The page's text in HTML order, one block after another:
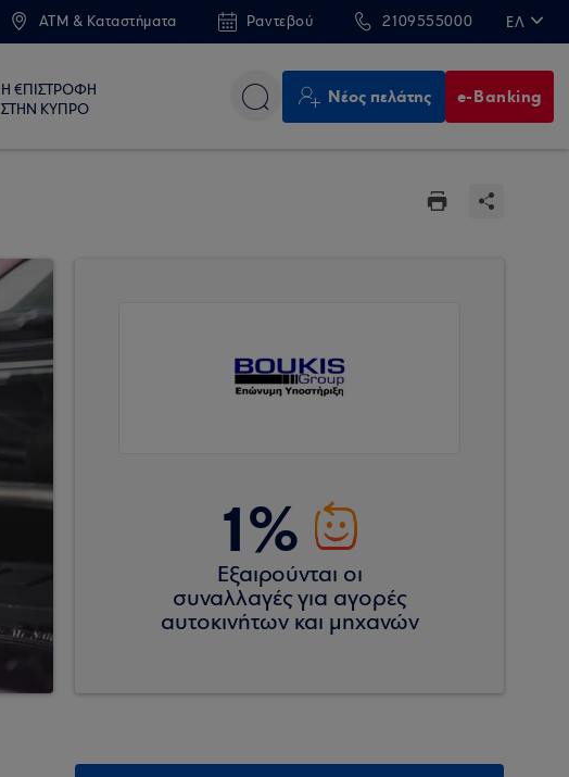
ATM & Καταστήματα Ραντεβού 2109555000 ΕΛ
Η €ΠΙΣΤΡΟΦΗ
ΣΤΗΝ ΚΥΠΡΟ
Νέος πελάτης e-Banking
1%
Εξαιρούνται οι
συναλλαγές για αγορές
αυτοκινήτων και μηχανών